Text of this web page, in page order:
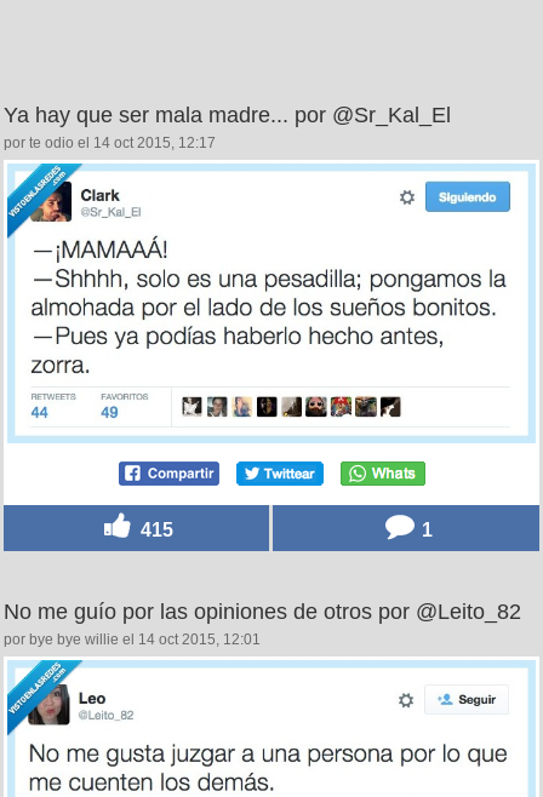
Ya hay que ser mala madre... por @Sr_Kal_El
por te odio el 14 oct 2015, 12:17
415 1
No me guío por las opiniones de otros por @Leito_82
por bye bye willie el 14 oct 2015, 12:01